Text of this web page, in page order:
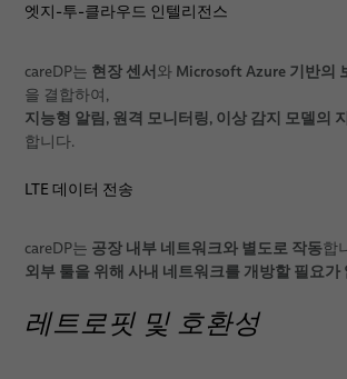
엣지-투-클라우드 인텔리전스
careDP는 현장 센서와 Microsoft Azure 기반의
을 결합하여,
지능형 알림, 원격 모니터링, 이상 감지 모델의
합니다.
LTE 데이터 전송
careDP는 공장 내부 네트워크와 별도로 작동합
외부 툴을 위해 사내 네트워크를 개방할 필요가
레트로핏 및 호환성